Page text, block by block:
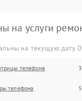
на услуги
на текущую дату
телефона
телефона